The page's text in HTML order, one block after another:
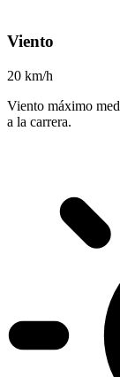
Viento
20 km/h
Viento máximo
a la carrera.